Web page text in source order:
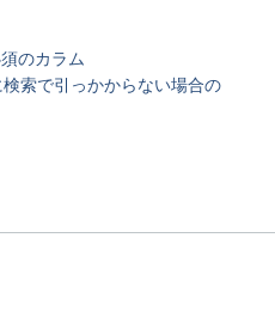
のカラム
索で引っかからない場合の